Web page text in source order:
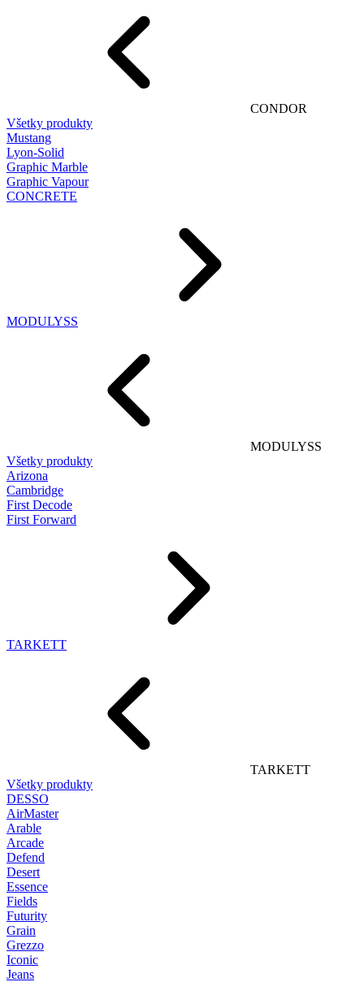
CONDOR
Všetky produkty
Mustang
Lyon-Solid
Graphic Marble
Graphic Vapour
CONCRETE
MODULYSS
MODULYSS
Všetky produkty
Arizona
Cambridge
First Decode
First Forward
TARKETT
TARKETT
Všetky produkty
DESSO
AirMaster
Arable
Arcade
Defend
Desert
Essence
Fields
Futurity
Grain
Grezzo
Iconic
Jeans